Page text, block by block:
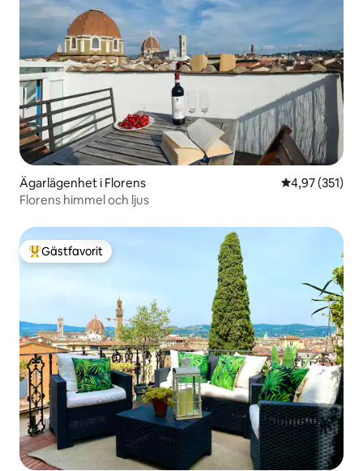
Ägarlägenhet i Florens 4,97 av 5 i
4,97 (351)
Florens himmel och ljus
Populär gästfavorit
Gästfavorit